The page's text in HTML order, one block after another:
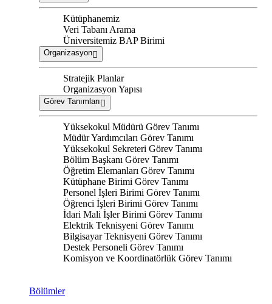
Kütüphanemiz
Veri Tabanı Arama
Üniversitemiz BAP Birimi
Organizasyon
Stratejik Planlar
Organizasyon Yapısı
Görev Tanımları
Yüksekokul Müdürü Görev Tanımı
Müdür Yardımcıları Görev Tanımı
Yüksekokul Sekreteri Görev Tanımı
Bölüm Başkanı Görev Tanımı
Öğretim Elemanları Görev Tanımı
Kütüphane Birimi Görev Tanımı
Personel İşleri Birimi Görev Tanımı
Öğrenci İşleri Birimi Görev Tanımı
İdari Mali İşler Birimi Görev Tanımı
Elektrik Teknisyeni Görev Tanımı
Bilgisayar Teknisyeni Görev Tanımı
Destek Personeli Görev Tanımı
Komisyon ve Koordinatörlük Görev Tanımı
Bölümler